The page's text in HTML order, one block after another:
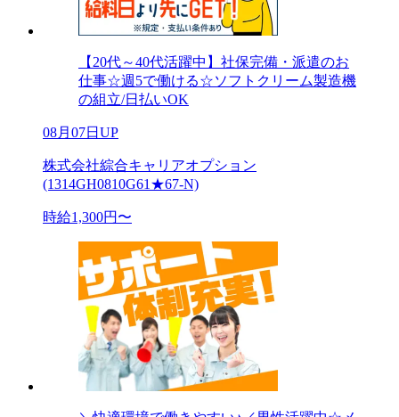
【20代～40代活躍中】社保完備・派遣のお
仕事☆週5で働ける☆ソフトクリーム製造機
の組立/日払いOK
08月07日UP
株式会社綜合キャリアオプション
(1314GH0810G61★67-N)
時給1,300円〜